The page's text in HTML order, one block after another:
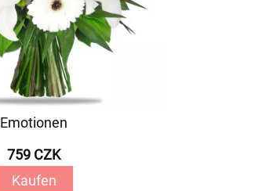
Emotionen
759 CZK
Kaufen